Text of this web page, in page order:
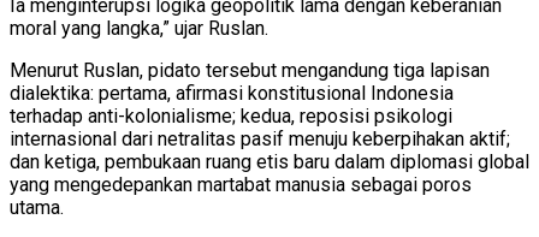
Ia menginterupsi logika geopolitik lama dengan keberanian
moral yang langka,” ujar Ruslan.
Menurut Ruslan, pidato tersebut mengandung tiga lapisan
dialektika: pertama, afirmasi konstitusional Indonesia
terhadap anti-kolonialisme; kedua, reposisi psikologi
internasional dari netralitas pasif menuju keberpihakan aktif;
dan ketiga, pembukaan ruang etis baru dalam diplomasi global
yang mengedepankan martabat manusia sebagai poros
utama.